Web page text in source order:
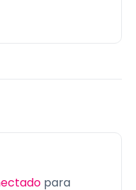
para